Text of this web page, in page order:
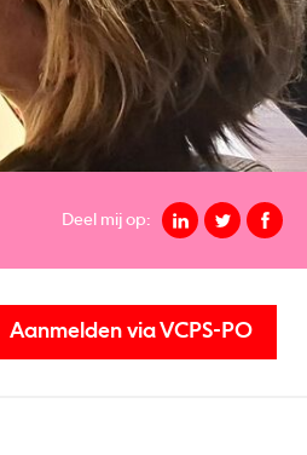
Deel mij op:
Aanmelden via VCPS-PO